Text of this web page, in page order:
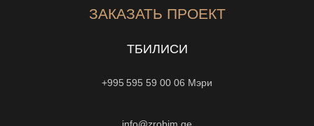
ЗАКАЗАТЬ ПРОЕКТ
ТБИЛИСИ
+995 595 59 00 06 Мэри